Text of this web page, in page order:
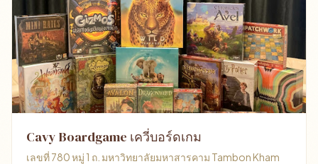
Cavy Boardgame เควี่บอร์ดเกม
เลขที่ 780 หมู่ 1 ถ. มหาวิทยาลัยมหาสารคาม Tambon Kham